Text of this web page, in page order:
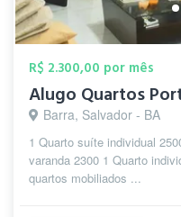
R$ 2.300,00 por mês
Alugo Quartos
Barra, Salvador - BA
1 Quarto suíte individual
varanda 2300 1 Quarto
quartos mobiliados ...